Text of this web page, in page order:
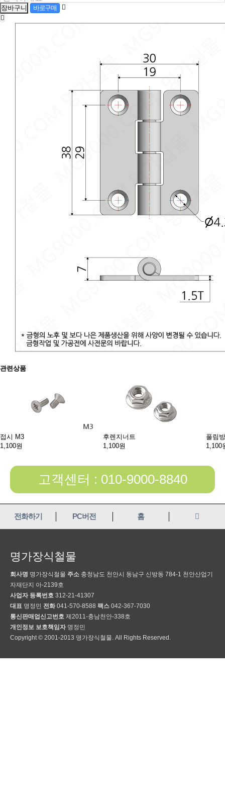
관련상품
접시 M3
1,100원
후렌지너트
1,100원
풀림
1,100
고객센터 : 010-9000-8840
전화하기 PC버전 홈
명가장식철물
회사명 명가장식철물 주소 충청남도 천안시 동남구 신방동 784-1 천안산업기
자재단지 아-2139호
사업자 등록번호 312-21-41307
대표 명정민 전화 041-570-8588 팩스 042-367-7030
통신판매업신고번호 제2011-충남천안-338호
개인정보 보호책임자 명정민
Copyright © 2001-2013 명가장식철물. All Rights Reserved.